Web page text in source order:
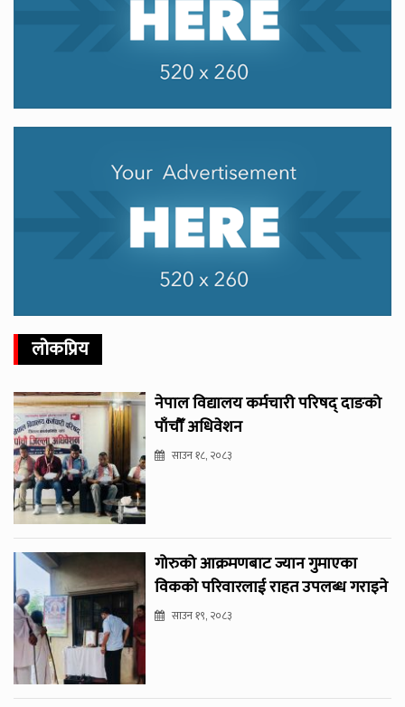
लोकप्रिय
नेपाल विद्यालय कर्मचारी परिषद् दाङको
पाँचौँ अधिवेशन
साउन १८, २०८३
गोरुको आक्रमणबाट ज्यान गुमाएका
विकको परिवारलाई राहत उपलब्ध गराइने
साउन १९, २०८३